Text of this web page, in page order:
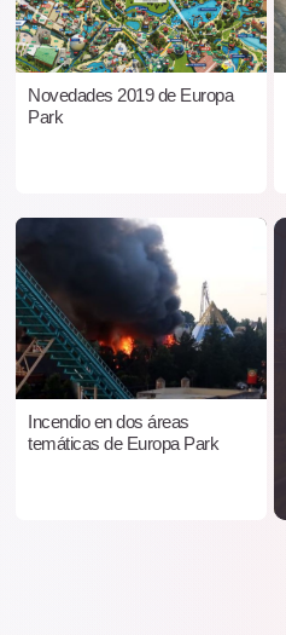
Novedades 2019 de Europa
Park
Incendio en dos áreas
temáticas de Europa Park